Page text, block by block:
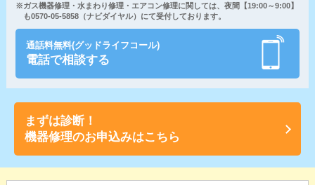
※ガス機器修理・水まわり修理・エアコン修理に関しては、夜間【19:00～9:00】
も0570-05-5858（ナビダイヤル）にて受付しております。
通話料無料(グッドライフコール)
電話で相談する
まずは診断！
機器修理のお申込みはこちら